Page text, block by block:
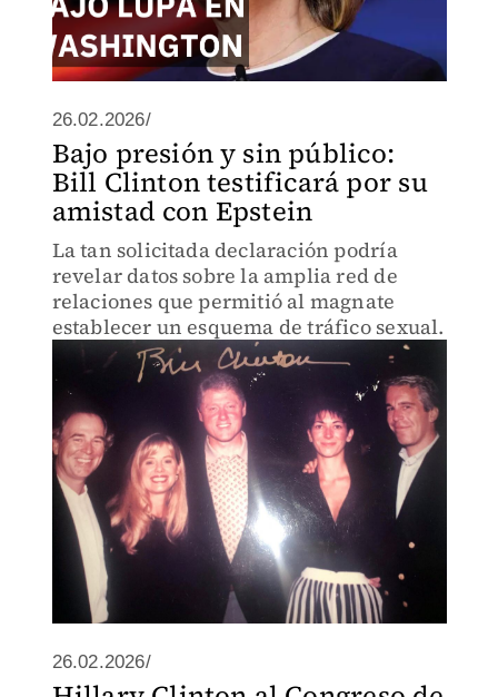
26.02.2026/
Bajo presión y sin público:
Bill Clinton testificará por su
amistad con Epstein
La tan solicitada declaración podría
revelar datos sobre la amplia red de
relaciones que permitió al magnate
establecer un esquema de tráfico sexual.
26.02.2026/